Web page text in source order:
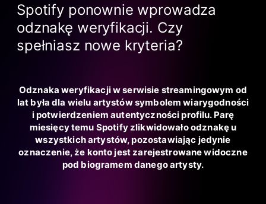
Spotify ponownie wprowadza
odznakę weryfikacji. Czy
spełniasz nowe kryteria?
Odznaka weryfikacji w serwisie streamingowym od
lat była dla wielu artystów symbolem wiarygodności
i potwierdzeniem autentyczności profilu. Parę
miesięcy temu Spotify zlikwidowało odznakę u
wszystkich artystów, pozostawiając jedynie
oznaczenie, że konto jest zarejestrowane widoczne
pod biogramem danego artysty.